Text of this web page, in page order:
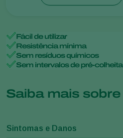
Fácil de utilizar
Resistência mínima
Sem resíduos químicos
Sem intervalos de pré-colheita
Saiba mais sobre
Sintomas e Danos